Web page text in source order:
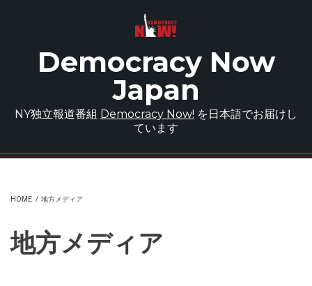
Democracy Now
Japan
NY独立報道番組 Democracy Now! を日本語でお届けし
ています
HOME / 地方メディア
地方メディア